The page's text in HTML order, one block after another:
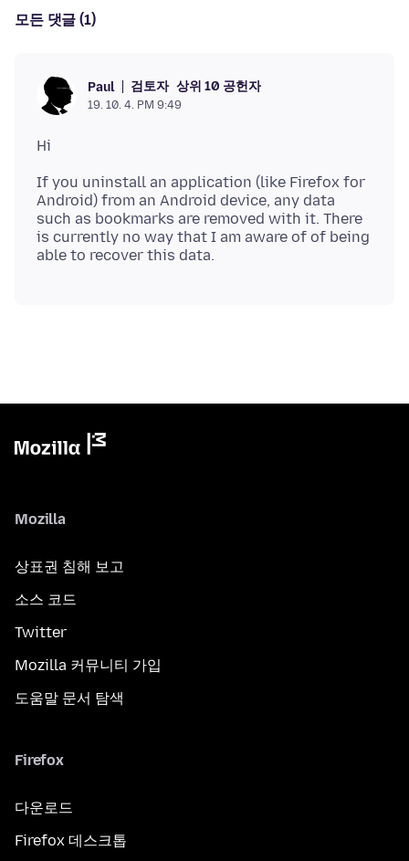
모든 댓글 (1)
Paul 검토자 상위 10 공헌자
19. 10. 4. PM 9:49
If you uninstall an application (like Firefox for
Android) from an Android device, any data
such as bookmarks are removed with it. There
is currently no way that I am aware of of being
Mozilla
상표권 침해 보고
소스 코드
Twitter
Mozilla 커뮤니티 가입
도움말 문서 탐색
Firefox
다운로드
Firefox 데스크톱